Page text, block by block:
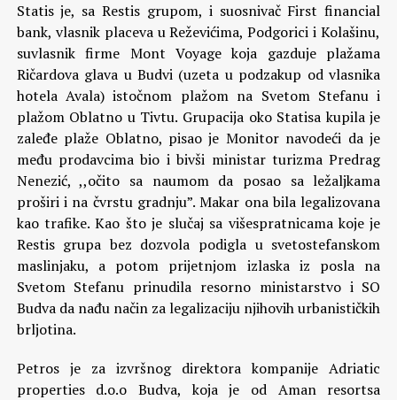
Statis je, sa Restis grupom, i suosnivač First financial
bank, vlasnik placeva u Reževićima, Podgorici i Kolašinu,
suvlasnik firme Mont Voyage koja gazduje plažama
Ričardova glava u Budvi (uzeta u podzakup od vlasnika
hotela Avala) istočnom plažom na Svetom Stefanu i
plažom Oblatno u Tivtu. Grupacija oko Statisa kupila je
zaleđe plaže Oblatno, pisao je Monitor navodeći da je
među prodavcima bio i bivši ministar turizma Predrag
Nenezić, ,,očito sa naumom da posao sa ležaljkama
proširi i na čvrstu gradnju”. Makar ona bila legalizovana
kao trafike. Kao što je slučaj sa višespratnicama koje je
Restis grupa bez dozvola podigla u svetostefanskom
maslinjaku, a potom prijetnjom izlaska iz posla na
Svetom Stefanu prinudila resorno ministarstvo i SO
Budva da nađu način za legalizaciju njihovih urbanističkih
brljotina.
Petros je za izvršnog direktora kompanije Adriatic
properties d.o.o Budva, koja je od Aman resortsa